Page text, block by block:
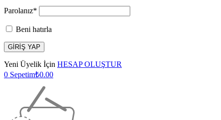
Parolanız*
Beni hatırla
Yeni Üyelik İçin HESAP OLUŞTUR
0 Sepetim₺0.00